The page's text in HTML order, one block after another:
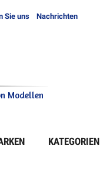
Sie uns Nachrichten
Modellen
KATEGORIEN